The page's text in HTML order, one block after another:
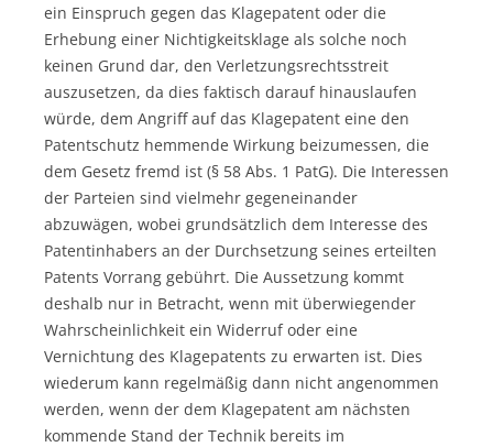
ein Einspruch gegen das Klagepatent oder die
Erhebung einer Nichtigkeitsklage als solche noch
keinen Grund dar, den Verletzungsrechtsstreit
auszusetzen, da dies faktisch darauf hinauslaufen
würde, dem Angriff auf das Klagepatent eine den
Patentschutz hemmende Wirkung beizumessen, die
dem Gesetz fremd ist (§ 58 Abs. 1 PatG). Die Interessen
der Parteien sind vielmehr gegeneinander
abzuwägen, wobei grundsätzlich dem Interesse des
Patentinhabers an der Durchsetzung seines erteilten
Patents Vorrang gebührt. Die Aussetzung kommt
deshalb nur in Betracht, wenn mit überwiegender
Wahrscheinlichkeit ein Widerruf oder eine
Vernichtung des Klagepatents zu erwarten ist. Dies
wiederum kann regelmäßig dann nicht angenommen
werden, wenn der dem Klagepatent am nächsten
kommende Stand der Technik bereits im